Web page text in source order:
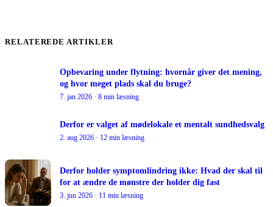
RELATEREDE ARTIKLER
Opbevaring under flytning: hvornår giver det mening,
og hvor meget plads skal du bruge?
7. jan 2026 · 8 min læsning
Derfor er valget af mødelokale et mentalt sundhedsvalg
2. aug 2026 · 12 min læsning
Derfor holder symptomlindring ikke: Hvad der skal til
for at ændre de mønstre der holder dig fast
3. jun 2026 · 11 min læsning